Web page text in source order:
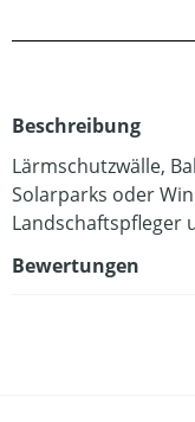
Beschreibung
Lärmschutzwälle,
Solarparks oder
Landschaftspfleger
Bewertungen